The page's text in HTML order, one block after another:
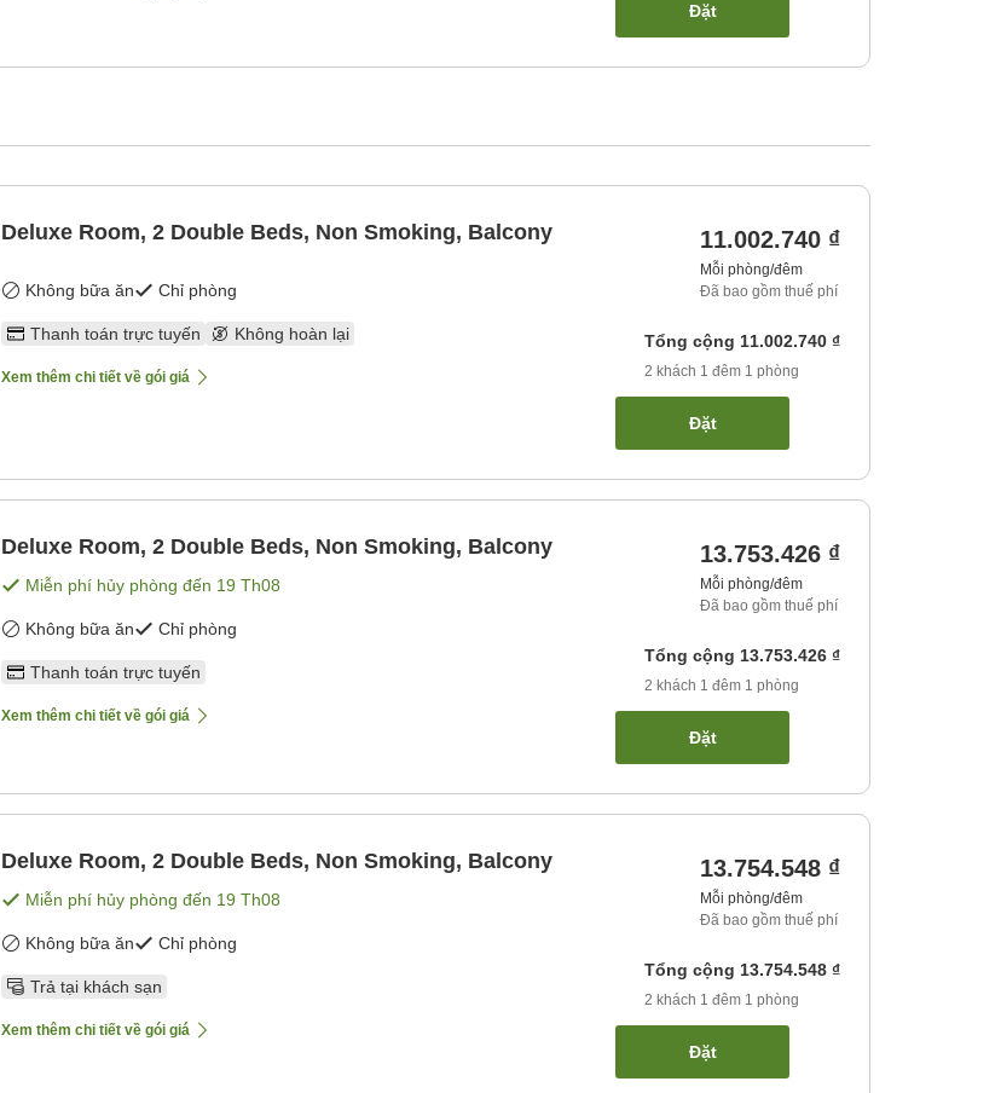
Đặt
Deluxe Room, 2 Double Beds, Non Smoking, Balcony
Không bữa ăn Chỉ phòng
Thanh toán trực tuyến Không hoàn lại
Xem thêm chi tiết về gói giá
11.002.740 ₫
Mỗi phòng/đêm
Đã bao gồm thuế phí
Tổng cộng 11.002.740 ₫
2 khách 1 đêm 1 phòng
Đặt
Deluxe Room, 2 Double Beds, Non Smoking, Balcony
Miễn phí hủy phòng đến 19 Th08
Không bữa ăn Chỉ phòng
Thanh toán trực tuyến
Xem thêm chi tiết về gói giá
13.753.426 ₫
Mỗi phòng/đêm
Đã bao gồm thuế phí
Tổng cộng 13.753.426 ₫
2 khách 1 đêm 1 phòng
Đặt
Deluxe Room, 2 Double Beds, Non Smoking, Balcony
Miễn phí hủy phòng đến 19 Th08
Không bữa ăn Chỉ phòng
Trả tại khách sạn
Xem thêm chi tiết về gói giá
13.754.548 ₫
Mỗi phòng/đêm
Đã bao gồm thuế phí
Tổng cộng 13.754.548 ₫
2 khách 1 đêm 1 phòng
Đặt